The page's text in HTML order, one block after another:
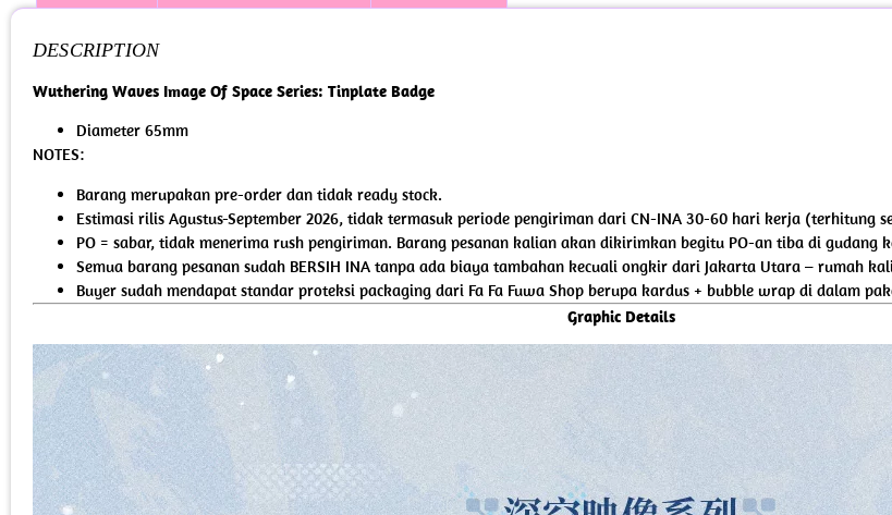
DESCRIPTION
Wuthering Waves Image Of Space Series: Tinplate Badge
Diameter 65mm
NOTES:
Barang merupakan pre-order dan tidak ready stock.
Estimasi rilis Agustus-September 2026, tidak termasuk periode pengiriman dari CN-INA 30-60 hari kerja (terhitung
PO = sabar, tidak menerima rush pengiriman. Barang pesanan kalian akan dikirimkan begitu PO-an tiba di gudang
Semua barang pesanan sudah BERSIH INA tanpa ada biaya tambahan kecuali ongkir dari Jakarta Utara – rumah
Buyer sudah mendapat standar proteksi packaging dari Fa Fa Fuwa Shop berupa kardus + bubble wrap di dalam
Graphic Details